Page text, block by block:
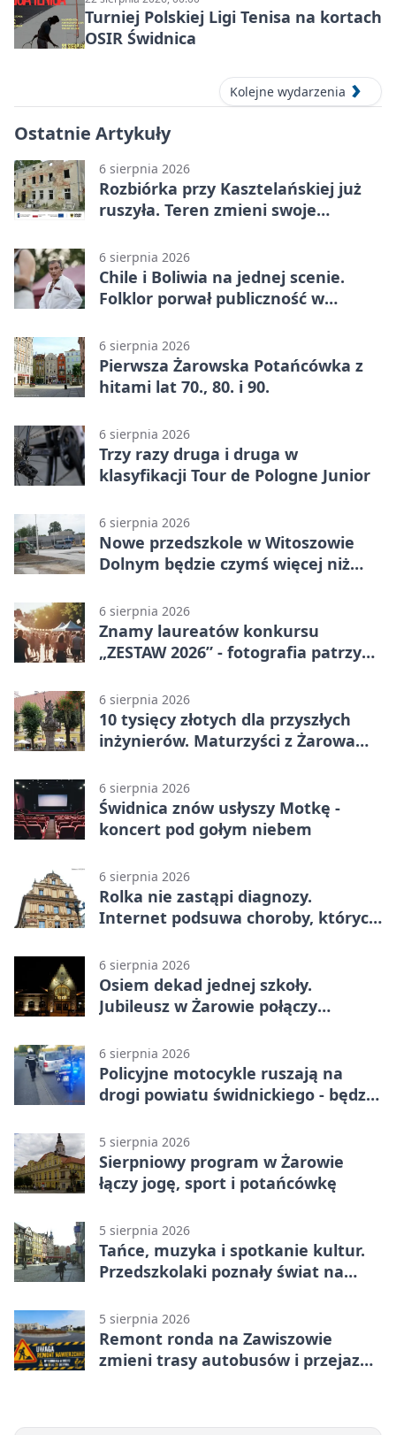
Turniej Polskiej Ligi Tenisa na kortach
OSIR Świdnica
Kolejne wydarzenia
Ostatnie Artykuły
6 sierpnia 2026
Rozbiórka przy Kasztelańskiej już
ruszyła. Teren zmieni swoje
6 sierpnia 2026
Chile i Boliwia na jednej scenie.
Folklor porwał publiczność w
6 sierpnia 2026
Pierwsza Żarowska Potańcówka z
hitami lat 70., 80. i 90.
6 sierpnia 2026
Trzy razy druga i druga w
klasyfikacji Tour de Pologne Junior
6 sierpnia 2026
Nowe przedszkole w Witoszowie
Dolnym będzie czymś więcej niż
6 sierpnia 2026
Znamy laureatów konkursu
„ZESTAW 2026” - fotografia patrzy
6 sierpnia 2026
10 tysięcy złotych dla przyszłych
inżynierów. Maturzyści z Żarowa
6 sierpnia 2026
Świdnica znów usłyszy Motkę -
koncert pod gołym niebem
6 sierpnia 2026
Rolka nie zastąpi diagnozy.
Internet podsuwa choroby, których
6 sierpnia 2026
Osiem dekad jednej szkoły.
Jubileusz w Żarowie połączy
6 sierpnia 2026
Policyjne motocykle ruszają na
drogi powiatu świdnickiego - będzie
5 sierpnia 2026
Sierpniowy program w Żarowie
łączy jogę, sport i potańcówkę
5 sierpnia 2026
Tańce, muzyka i spotkanie kultur.
Przedszkolaki poznały świat na
5 sierpnia 2026
Remont ronda na Zawiszowie
zmieni trasy autobusów i przejazd